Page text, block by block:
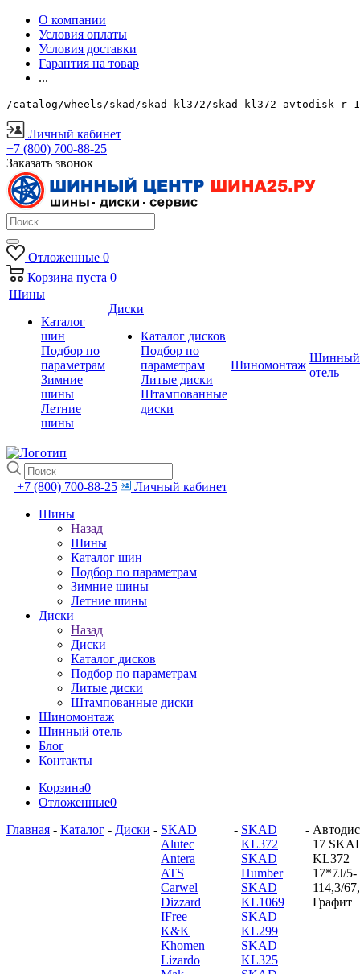
О компании
Условия оплаты
Условия доставки
Гарантия на товар
...
/catalog/wheels/skad/skad-kl372/skad-kl372-avtodisk-
Личный кабинет
+7 (800) 700-88-25
Заказать звонок
Отложенные 0
Корзина пуста 0
Шины
Каталог
шин
Подбор по
параметрам
Зимние
шины
Летние
шины
Диски
Каталог дисков
Подбор по
параметрам
Литые диски
Штампованные
диски
Шиномонтаж
Шинный
отель
+7 (800) 700-88-25
Личный кабинет
Шины
Назад
Шины
Каталог шин
Подбор по параметрам
Зимние шины
Летние шины
Диски
Назад
Диски
Каталог дисков
Подбор по параметрам
Литые диски
Штампованные диски
Шиномонтаж
Шинный отель
Блог
Контакты
Корзина0
Отложенные0
Главная - Каталог - Диски - SKAD
Alutec
Antera
ATS
Carwel
Dizzard
IFree
K&K
Khomen
Lizardo
- SKAD
KL372
SKAD
Humber
SKAD
KL1069
SKAD
KL299
SKAD
KL325
-
17
KL372
17*7J/5-
114,3/
Графит